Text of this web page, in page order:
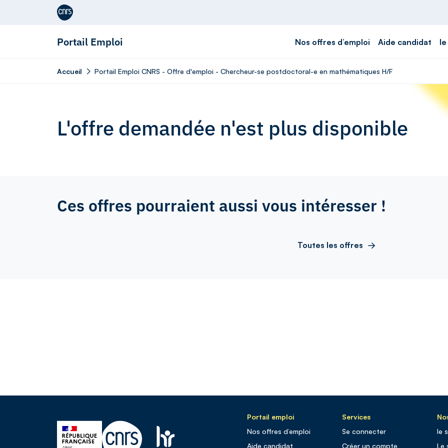
Aller au contenu
Portail Emploi Nos offres d’emploi Aide candidat
Accueil Portail Emploi CNRS - Offre d'emploi - Chercheur-se postdoctoral-e en mathématiques H/F
L'offre demandée n'est plus disponible
Ces offres pourraient aussi vous intéresser !
Toutes les offres
Portail emploi
Nos offres d’emploi
Aide candidat
Services
Se connecter
Créer un compte
le
Le